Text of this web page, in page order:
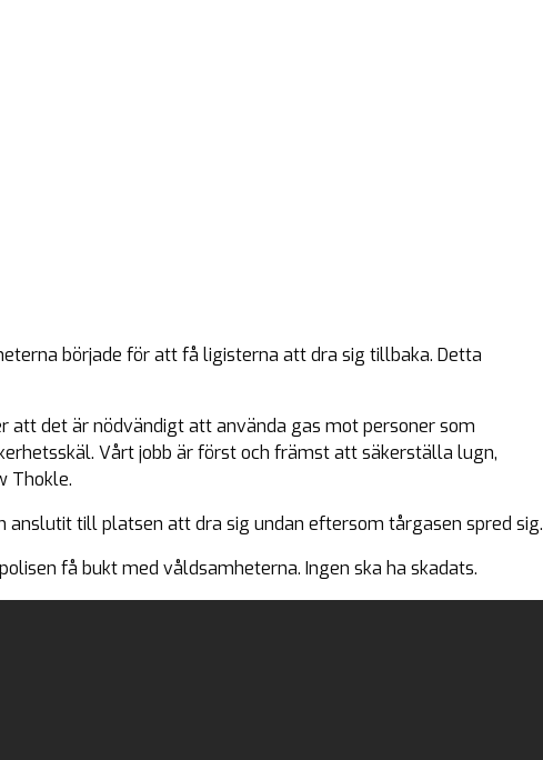
började för att få ligisterna att dra sig tillbaka. Detta
att det är nödvändigt att använda gas mot personer som
Vårt jobb är först och främst att säkerställa lugn,
Thokle.
anslutit till platsen att dra sig undan eftersom tårgasen spred sig.
få bukt med våldsamheterna. Ingen ska ha skadats.